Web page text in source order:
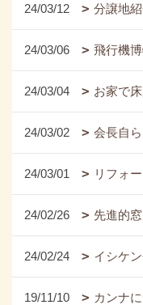
24/03/12 分譲地
24/03/06 飛行機
24/03/04 お家で
24/03/02 会長自
24/03/01 リフォ
24/02/26 先進的
24/02/24 イシケ
19/11/10 カンナ